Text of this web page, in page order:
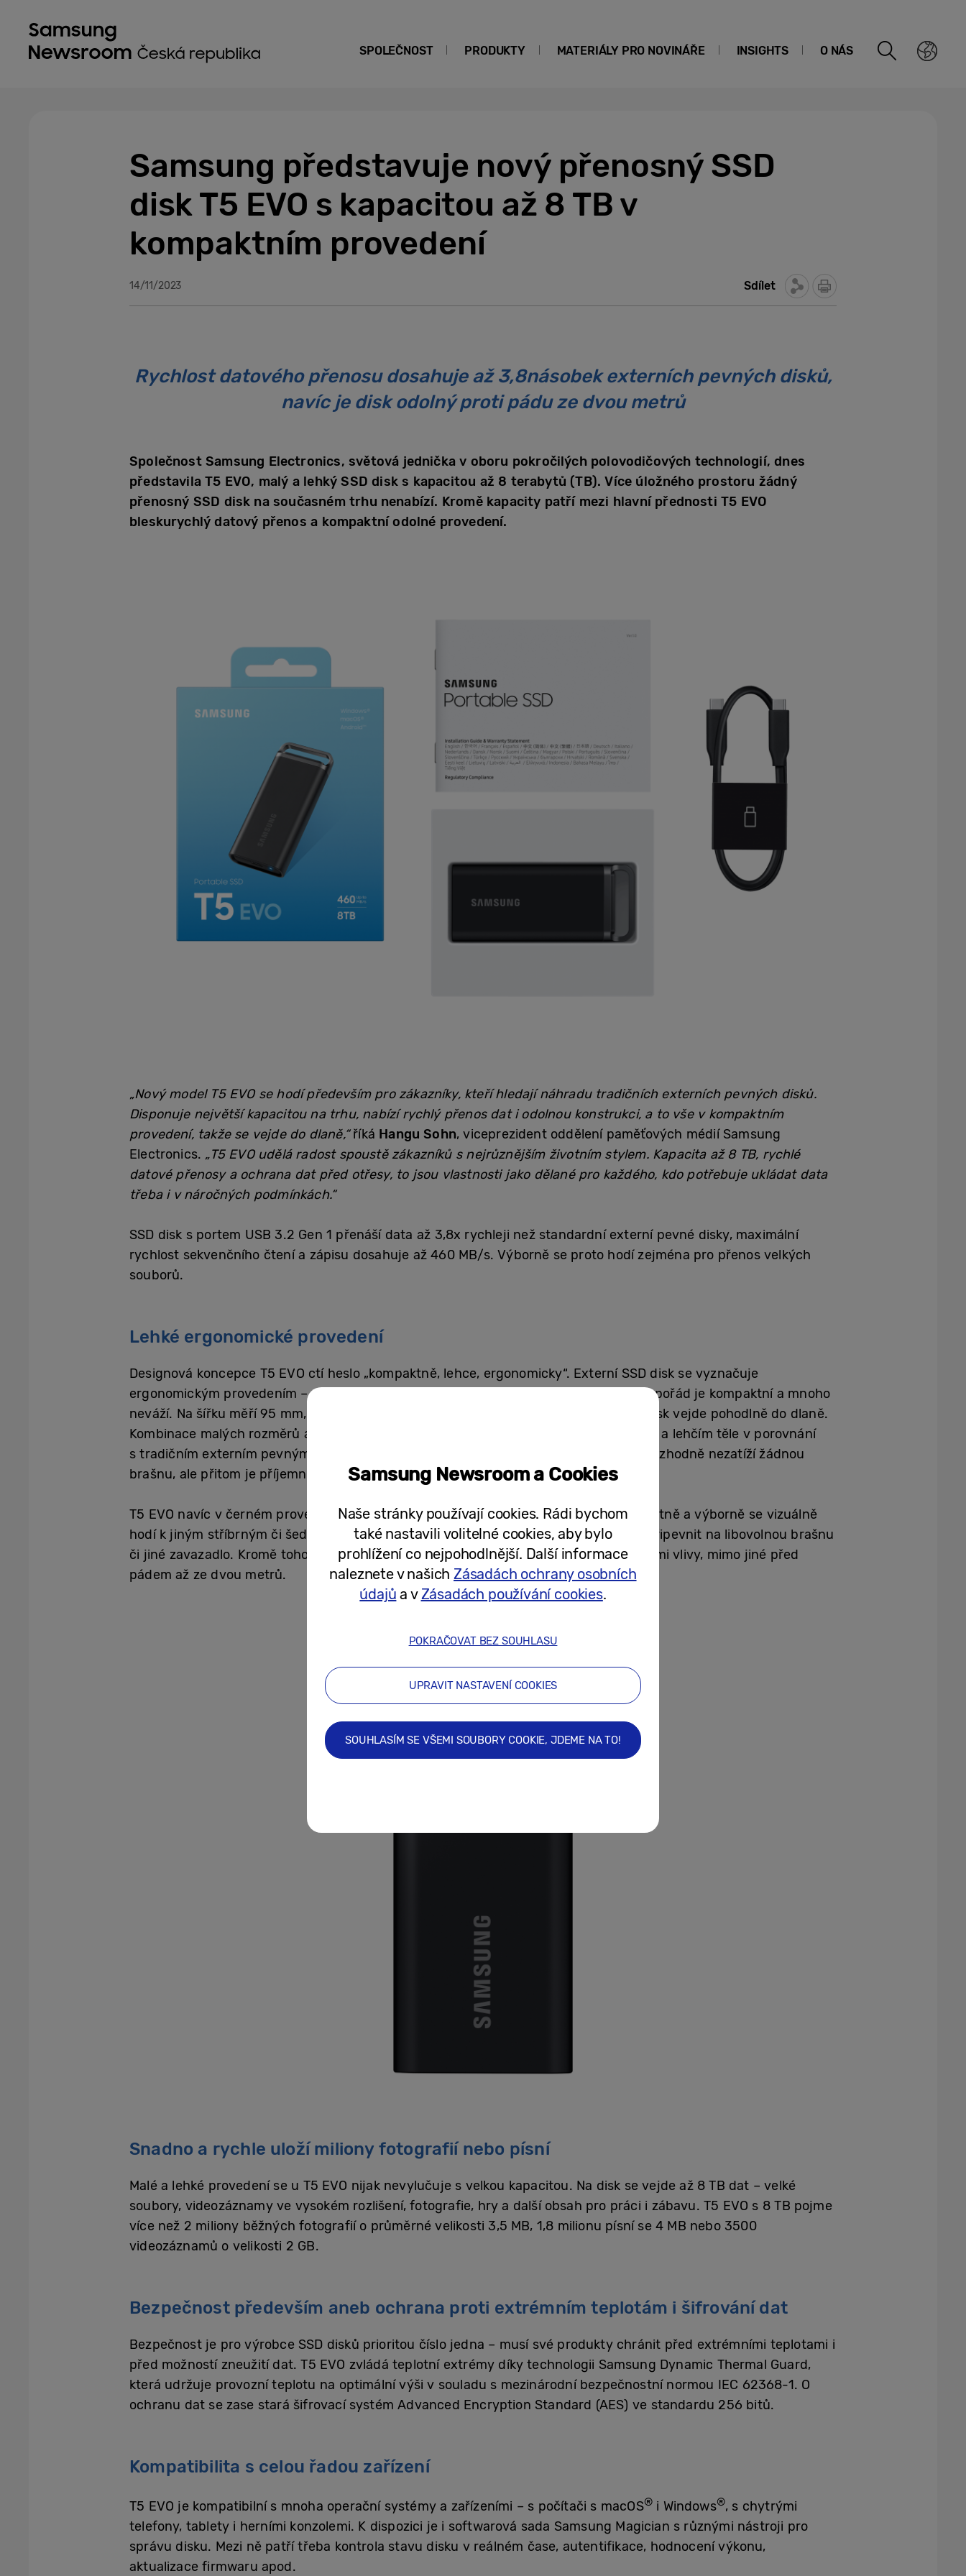
SPOLEČNOST PRODUKTY MATERIÁLY PRO NOVINÁŘE INSIGHTS O NÁS
Samsung představuje nový přenosný SSD
disk T5 EVO s kapacitou až 8 TB v
kompaktním provedení
14/11/2023 Sdílet
Rychlost datového přenosu dosahuje až 3,8násobek externích pevných disků,
navíc je disk odolný proti pádu ze dvou metrů
Společnost Samsung Electronics, světová jednička v oboru pokročilých polovodičových technologií, dnes
představila T5 EVO, malý a lehký SSD disk s kapacitou až 8 terabytů (TB). Více úložného prostoru žádný
přenosný SSD disk na současném trhu nenabízí. Kromě kapacity patří mezi hlavní přednosti T5 EVO
bleskurychlý datový přenos a kompaktní odolné provedení.
„Nový model T5 EVO se hodí především pro zákazníky, kteří hledají náhradu tradičních externích pevných disků.
Disponuje největší kapacitou na trhu, nabízí rychlý přenos dat i odolnou konstrukci, a to vše v kompaktním
provedení, takže se vejde do dlaně,“říká Hangu Sohn, viceprezident oddělení paměťových médií Samsung
Electronics. „T5 EVO udělá radost spoustě zákazníků s nejrůznějším životním stylem. Kapacita až 8 TB, rychlé
datové přenosy a ochrana dat před otřesy, to jsou vlastnosti jako dělané pro každého, kdo potřebuje ukládat data
třeba i v náročných podmínkách.“
SSD disk s portem USB 3.2 Gen 1 přenáší data až 3,8x rychleji než standardní externí pevné disky, maximální
rychlost sekvenčního čtení a zápisu dosahuje až 460 MB/s. Výborně se proto hodí zejména pro přenos velkých
souborů.
Lehké ergonomické provedení
Designová koncepce T5 EVO ctí heslo „kompaktně, lehce, ergonomicky“. Externí SSD disk se vyznačuje
ergonomickým provedením – na rozdíl od předchozích verzí nemá velikost vizitky, ale pořád je kompaktní a mnoho
neváží. Na šířku měří 95 mm, na délku 40 a tloušťka činí 17 mm, což znamená, že se disk vejde pohodlně do dlaně.
Kombinace malých rozměrů a velké paměti znamená rychlé datové přenosy v menším a lehčím těle v porovnání
s tradičním externím pevným diskem (HDD). Hmotnost 102 gramů znamená, že disk rozhodně nezatíží žádnou
brašnu, ale přitom je příjemně robustní.
T5 EVO navíc v černém provedení s titanově šedým kroužkem vypadá opravdu elegantně a výborně se vizuálně
hodí k jiným stříbrným či šedým zařízením. Díky praktickému kroužku ho lze snadno připevnit na libovolnou brašnu
či jiné zavazadlo. Kromě toho kovová pogumovaná konstrukce chrání disk před vnějšími vlivy, mimo jiné před
pádem až ze dvou metrů.
Snadno a rychle uloží miliony fotografií nebo písní
Malé a lehké provedení se u T5 EVO nijak nevylučuje s velkou kapacitou. Na disk se vejde až 8 TB dat – velké
soubory, videozáznamy ve vysokém rozlišení, fotografie, hry a další obsah pro práci i zábavu. T5 EVO s 8 TB pojme
více než 2 miliony běžných fotografií o průměrné velikosti 3,5 MB, 1,8 milionu písní se 4 MB nebo 3500
videozáznamů o velikosti 2 GB.
Bezpečnost především aneb ochrana proti extrémním teplotám i šifrování dat
Bezpečnost je pro výrobce SSD disků prioritou číslo jedna – musí své produkty chránit před extrémními teplotami i
před možností zneužití dat. T5 EVO zvládá teplotní extrémy díky technologii Samsung Dynamic Thermal Guard,
která udržuje provozní teplotu na optimální výši v souladu s mezinárodní bezpečnostní normou IEC 62368-1. O
ochranu dat se zase stará šifrovací systém Advanced Encryption Standard (AES) ve standardu 256 bitů.
Kompatibilita s celou řadou zařízení
T5 EVO je kompatibilní s mnoha operační systémy a zařízeními – s počítači s macOS®i Windows®, s chytrými
telefony, tablety i herními konzolemi. K dispozici je i softwarová sada Samsung Magician s různými nástroji pro
správu disku. Mezi ně patří třeba kontrola stavu disku v reálném čase, autentifikace, hodnocení výkonu,
aktualizace firmwaru apod.
Samsung Newsroom a Cookies
Naše stránky používají cookies. Rádi bychom
také nastavili volitelné cookies, aby bylo
prohlížení co nejpohodlnější. Další informace
naleznete v našichZásadách ochrany osobních
údajů a vZásadách používání cookies.
POKRAČOVAT BEZ SOUHLASU
UPRAVIT NASTAVENÍ COOKIES
SOUHLASÍM SE VŠEMI SOUBORY COOKIE, JDEME NA TO!